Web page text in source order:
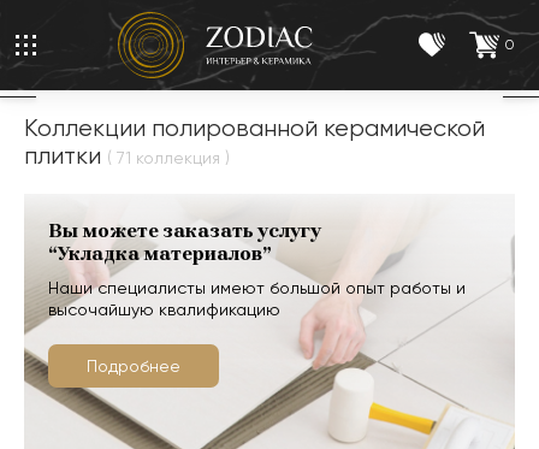
0
Коллекции полированной керамической
плитки ( 71 коллекция )
Вы можете заказать услугу
“Укладка материалов”
Наши специалисты имеют большой опыт работы и
высочайшую квалификацию
Подробнее